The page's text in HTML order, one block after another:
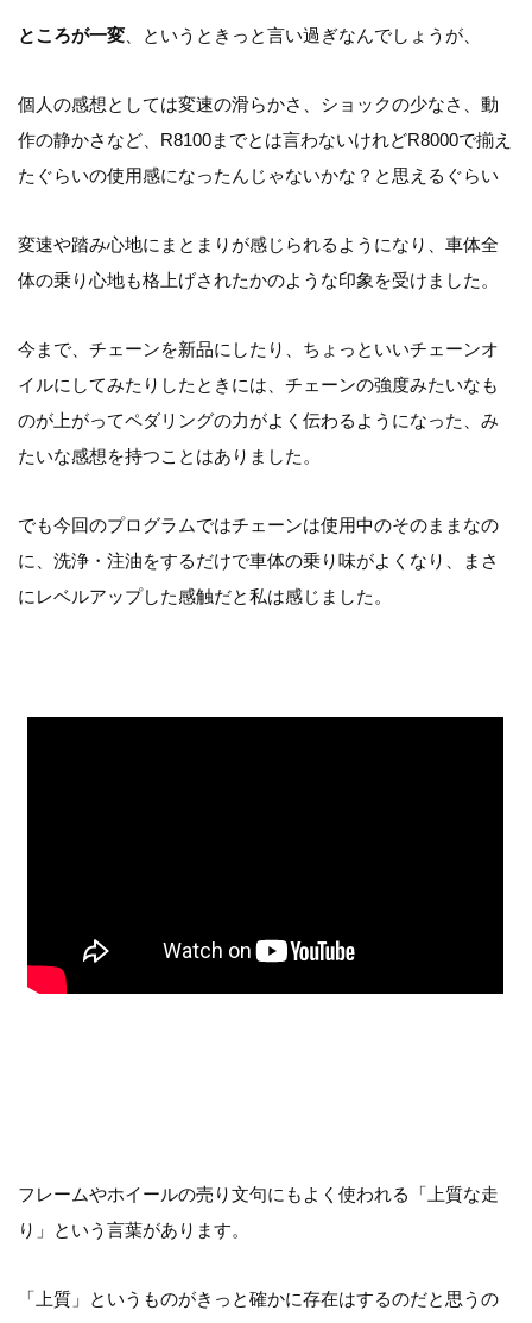
ところが一変 、というときっと言い過ぎなんでしょうが、
個人の感想としては変速の滑らかさ、ショックの少なさ、動
作の静かさなど、R8100までとは言わないけれどR8000で揃え
たぐらいの使用感になったんじゃないかな？と思えるぐらい
変速や踏み心地にまとまりが感じられるようになり、車体全
体の乗り心地も格上げされたかのような印象を受けました。
今まで、チェーンを新品にしたり、ちょっといいチェーンオ
イルにしてみたりしたときには、チェーンの強度みたいなも
のが上がってペダリングの力がよく伝わるようになった、み
たいな感想を持つことはありました。
でも今回のプログラムではチェーンは使用中のそのままなの
に、洗浄・注油をするだけで車体の乗り味がよくなり、まさ
にレベルアップした感触だと私は感じました。
フレームやホイールの売り文句にもよく使われる「上質な走
り」という言葉があります。
「上質」というものがきっと確かに存在はするのだと思うの